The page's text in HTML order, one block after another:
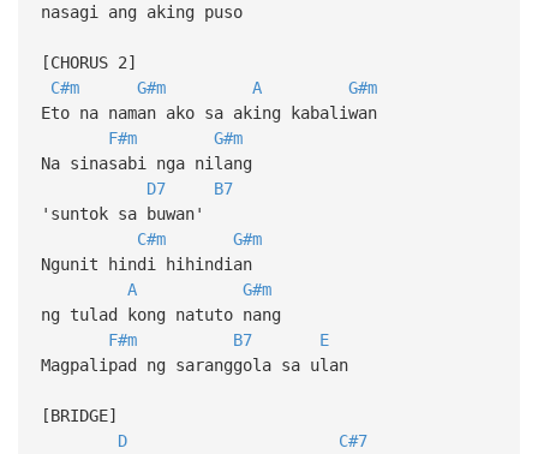
nasagi ang aking puso
[CHORUS 2]
C#m
G#m A
G#m
Eto na naman ako sa aking kabaliwan
F#m
G#m
Na sinasabi nga nilang
D7
B7
'suntok sa buwan'
C#m
G#m
Ngunit hindi hihindian
A
G#m
ng tulad kong natuto nang
F#m
B7
E
Magpalipad ng saranggola sa ulan
[BRIDGE]
D
C#7